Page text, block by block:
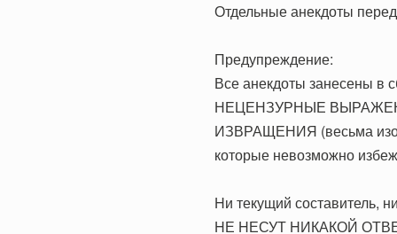
Отдельные анекдоты
Предупреждение:
Все анекдоты занесены в
НЕЦЕНЗУРНЫЕ
ИЗВРАЩЕНИЯ (весьма
которые невозможно
Hи текущий составитель,
HЕ HЕСУТ HИКАКОЙ